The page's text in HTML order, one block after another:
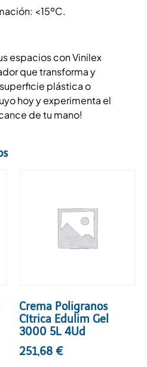
<15ºC.
espacios con Vinilex
que transforma y
plástica o
hoy y experimenta el
de tu mano!
Crema Poligranos
Cítrica Edulim Gel
3000 5L 4Ud
251,68 €